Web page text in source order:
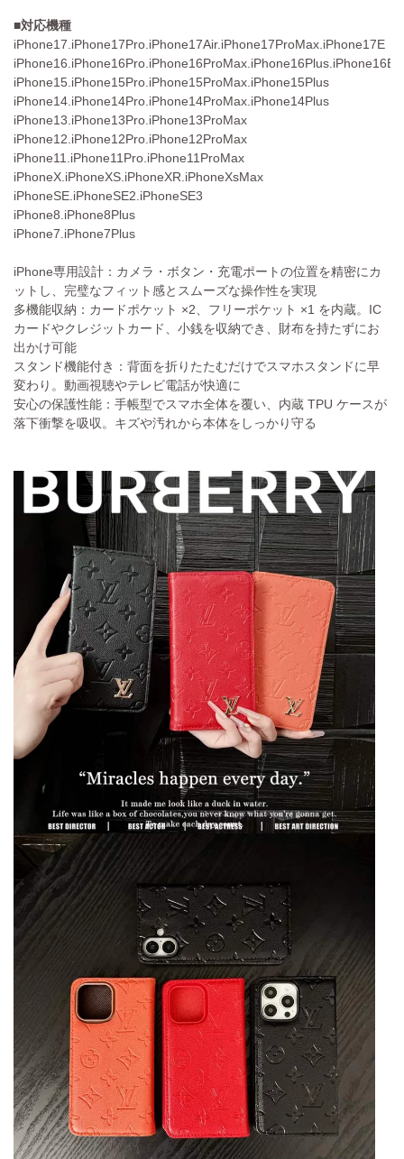
■対応機種
iPhone17.iPhone17Pro.iPhone17Air.iPhone17ProMax.iPhone17E
iPhone16.iPhone16Pro.iPhone16ProMax.iPhone16Plus.iPhone16E
iPhone15.iPhone15Pro.iPhone15ProMax.iPhone15Plus
iPhone14.iPhone14Pro.iPhone14ProMax.iPhone14Plus
iPhone13.iPhone13Pro.iPhone13ProMax
iPhone12.iPhone12Pro.iPhone12ProMax
iPhone11.iPhone11Pro.iPhone11ProMax
iPhoneX.iPhoneXS.iPhoneXR.iPhoneXsMax
iPhoneSE.iPhoneSE2.iPhoneSE3
iPhone8.iPhone8Plus
iPhone7.iPhone7Plus
iPhone専用設計：カメラ・ボタン・充電ポートの位置を精密にカ
ットし、完璧なフィット感とスムーズな操作性を実現
多機能収納：カードポケット ×2、フリーポケット ×1 を内蔵。IC
カードやクレジットカード、小銭を収納でき、財布を持たずにお
出かけ可能
スタンド機能付き：背面を折りたたむだけでスマホスタンドに早
変わり。動画視聴やテレビ電話が快適に
安心の保護性能：手帳型でスマホ全体を覆い、内蔵 TPU ケースが
落下衝撃を吸収。キズや汚れから本体をしっかり守る